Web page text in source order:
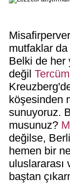
mutfaklar
Belki de her
değil
köşesinden
sunuyoruz.
musunuz?
değilse,
hemen bir
uluslararası
baştan